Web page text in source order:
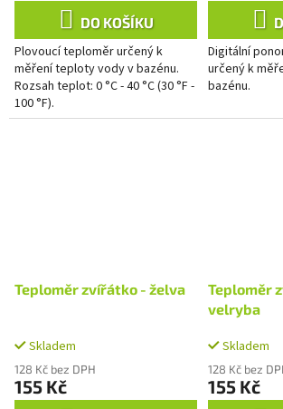
DO KOŠÍKU
Plovoucí teploměr určený k
měření teploty vody v bazénu.
Rozsah teplot: 0 °C - 40 °C (30 °F -
100 °F).
Digitální
určený k
bazénu.
Teploměr zvířátko - želva
Skladem
128 Kč bez DPH
155 Kč
Teploměr
velryba
Skladem
128 Kč bez
155 Kč